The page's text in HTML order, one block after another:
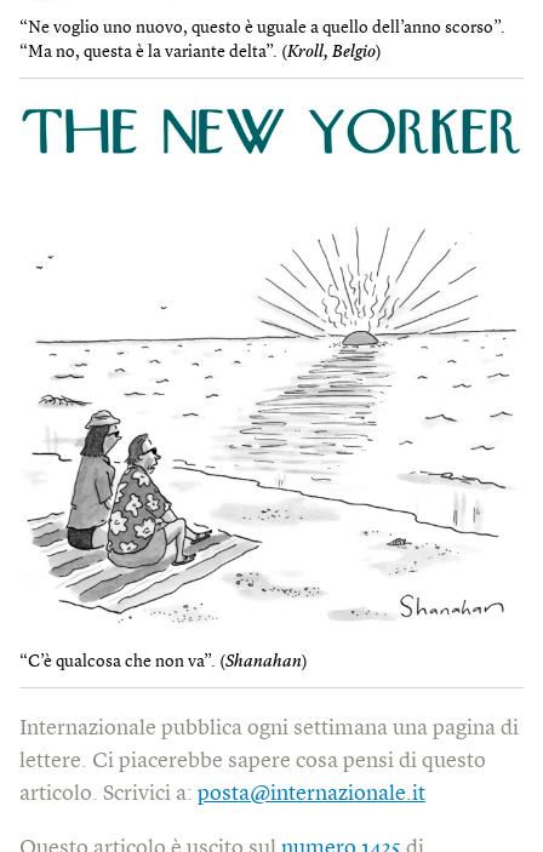
“Ne voglio uno nuovo, questo è uguale a quello dell’anno scorso”.
“Ma no, questa è la variante delta”. (Kroll, Belgio)
“C’è qualcosa che non va”. (Shanahan)
Internazionale pubblica ogni settimana una pagina di
lettere. Ci piacerebbe sapere cosa pensi di questo
articolo. Scrivici a: posta@internazionale.it